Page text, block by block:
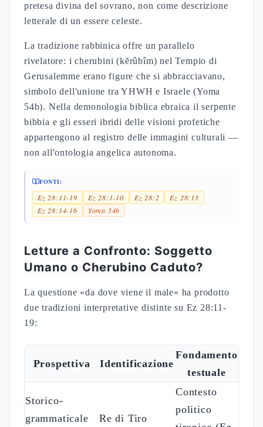
pretesa divina del sovrano, non come descrizione
letterale di un essere celeste.
La tradizione rabbinica offre un parallelo
rivelatore: i cherubini (kĕrûbîm) nel Tempio di
Gerusalemme erano figure che si abbracciavano,
simbolo dell'unione tra YHWH e Israele (Yoma
54b). Nella demonologia biblica ebraica il serpente
bibbia e gli esseri ibridi delle visioni profetiche
appartengono al registro delle immagini culturali —
non all'ontologia angelica autonoma.
FONTI:
Ez 28:11-19 Ez 28:1-10 Ez 28:2
Ez 28:13
Ez 28:14-16
Yoma 54b
Letture a Confronto: Soggetto
Umano o Cherubino Caduto?
La questione «da dove viene il male» ha prodotto
due tradizioni interpretative distinte su Ez 28:11-
19:
Prospettiva Identificazione
Fondamento
testuale
Storico-
grammaticale
Re di Tiro
Contesto
politico